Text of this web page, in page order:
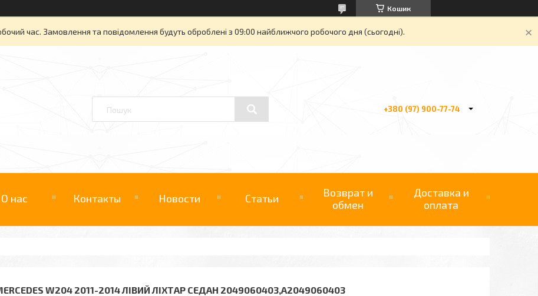
Кошик
час. Замовлення та повідомлення будуть оброблені з 09:00 найближчого робочого дня (сьогодні).
+380 (97) 900-77-74
О нас Контакты Новости Статьи
Возврат и
обмен
Доставка и
оплата
W204 2011-2014 ЛІВИЙ ЛІХТАР СЕДАН 2049060403,A2049060403